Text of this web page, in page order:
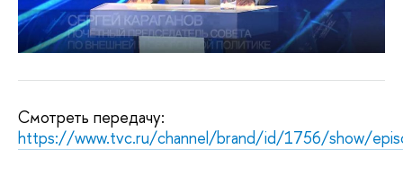
Смотреть передачу:
https://www.tvc.ru/channel/brand/id/1756/show/